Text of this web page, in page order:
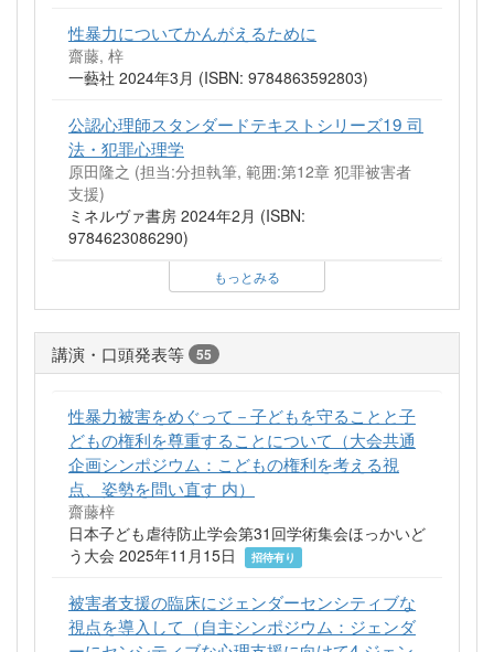
性暴力についてかんがえるために
齋藤, 梓
一藝社 2024年3月 (ISBN: 9784863592803)
公認心理師スタンダードテキストシリーズ19 司
法・犯罪心理学
原田隆之 (担当:分担執筆, 範囲:第12章 犯罪被害者
支援)
ミネルヴァ書房 2024年2月 (ISBN:
9784623086290)
もっとみる
講演・口頭発表等 55
性暴力被害をめぐって－子どもを守ることと子
どもの権利を尊重することについて（大会共通
企画シンポジウム：こどもの権利を考える視
点、姿勢を問い直す 内）
齋藤梓
日本子ども虐待防止学会第31回学術集会ほっかいど
う大会 2025年11月15日
招待有り
被害者支援の臨床にジェンダーセンシティブな
視点を導入して（自主シンポジウム：ジェンダ